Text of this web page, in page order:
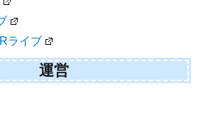
ライブ
運営